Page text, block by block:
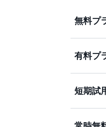
無料プ
最大
有料プ
150 以
短期試